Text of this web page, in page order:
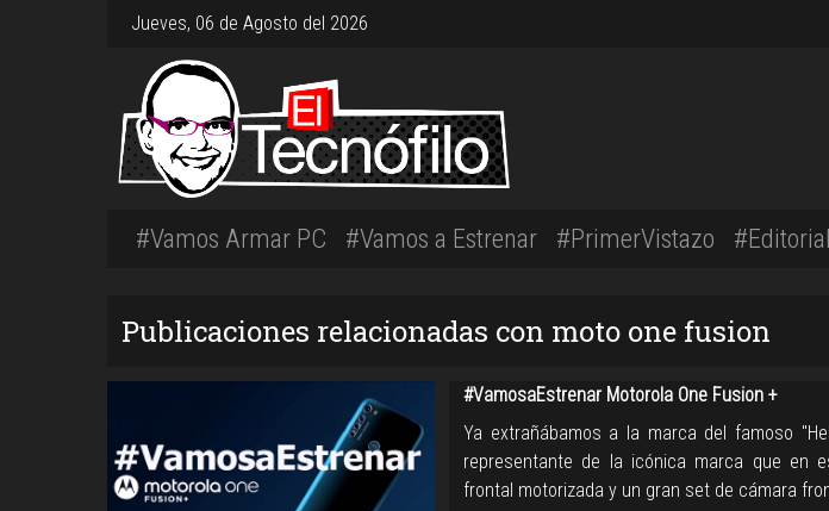
Jueves, 06 de Agosto del 2026
#Vamos Armar PC #Vamos a Estrenar #PrimerVistazo
Publicaciones relacionadas con moto one fusion
#VamosaEstrenar Motorola One Fusion +
Ya extrañábamos a la marca del famoso
representante de la icónica marca que en
frontal motorizada y un gran set de cámara